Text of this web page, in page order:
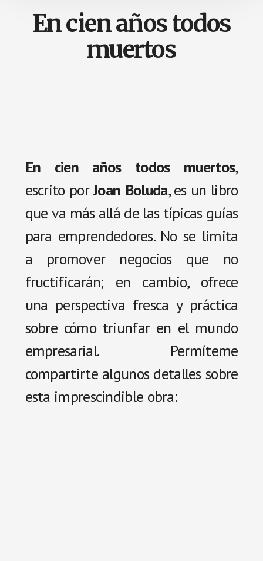
En cien años todos
muertos
En cien años todos muertos,
escrito porJoan Boluda, es un libro
que va más allá de las típicas guías
para emprendedores. No se limita
a promover negocios que no
fructificarán; en cambio, ofrece
una perspectiva fresca y práctica
sobre cómo triunfar en el mundo
empresarial. Permíteme
compartirte algunos detalles sobre
esta imprescindible obra: